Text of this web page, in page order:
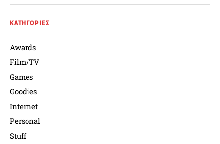
ΚΑΤΗΓΟΡΙΕΣ
Awards
Film/TV
Games
Goodies
Internet
Personal
Stuff